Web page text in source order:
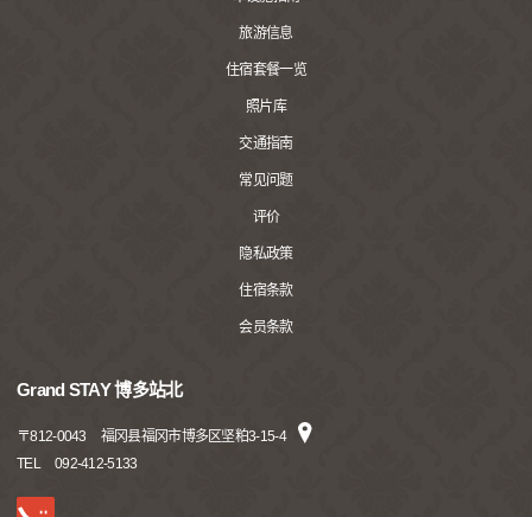
旅游信息
住宿套餐一览
照片库
交通指南
常见问题
评价
隐私政策
住宿条款
会员条款
Grand STAY 博多站北
〒812-0043
福冈县福冈市博多区坚粕3-15-4
TEL
092-412-5133